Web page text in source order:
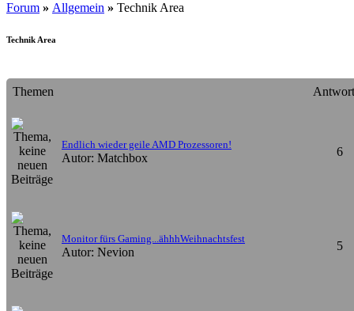
Forum » Allgemein » Technik Area
Technik Area
Themen
Endlich wieder geile AMD Prozessoren!
Autor: Matchbox 6
Monitor fürs Gaming...ähhhWeihnachtsfest
Autor: Nevion 5